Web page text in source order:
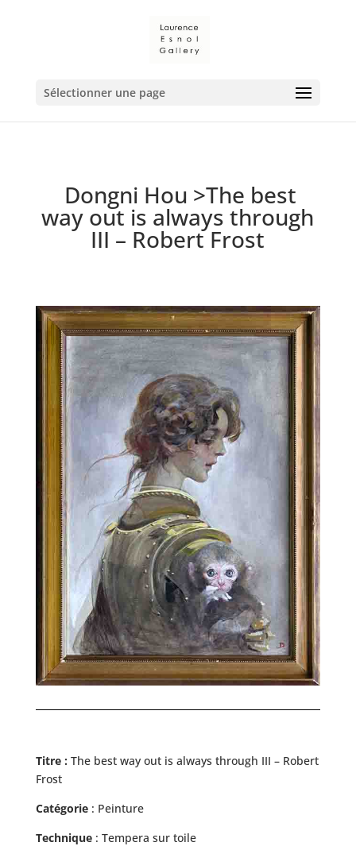
Sélectionner une page
Dongni Hou >The best
way out is always through
III – Robert Frost
Titre : The best way out is always through III – Robert
Frost
Catégorie: Peinture
Technique : Tempera sur toile